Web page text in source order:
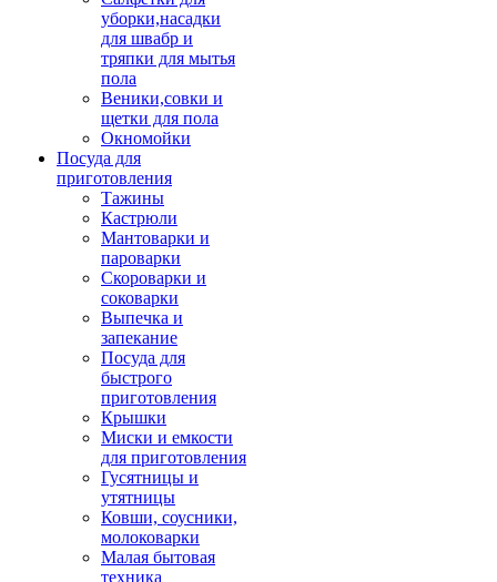
уборки,насадки
для швабр и
тряпки для мытья
пола
Веники,совки и
щетки для пола
Окномойки
Посуда для
приготовления
Тажины
Кастрюли
Мантоварки и
пароварки
Скороварки и
соковарки
Выпечка и
запекание
Посуда для
быстрого
приготовления
Крышки
Миски и емкости
для приготовления
Гусятницы и
утятницы
Ковши, соусники,
молоковарки
Малая бытовая
техника